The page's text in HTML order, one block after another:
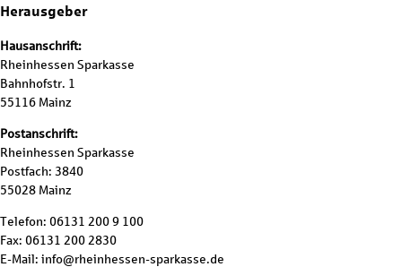
Herausgeber
Hausanschrift:
Rheinhessen Sparkasse
Bahnhofstr. 1
55116 Mainz
Postanschrift:
Rheinhessen Sparkasse
Postfach: 3840
55028 Mainz
Telefon: 06131 200 9 100
Fax: 06131 200 2830
E-Mail: info@rheinhessen-sparkasse.de